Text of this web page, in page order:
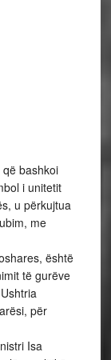
të
Thaçi në
e Kosovës
një viti të
forcë e
në nivelin
Thaçi.